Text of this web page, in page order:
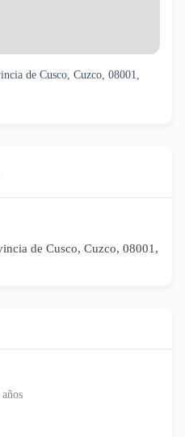
de Cusco, Cuzco, 08001,
de Cusco, Cuzco, 08001,